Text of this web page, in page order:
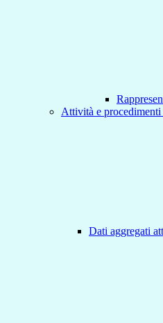
Attività e procedimenti
Dati aggregati